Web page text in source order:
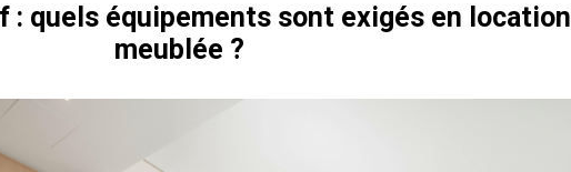
: quels équipements sont exigés en location
meublée ?